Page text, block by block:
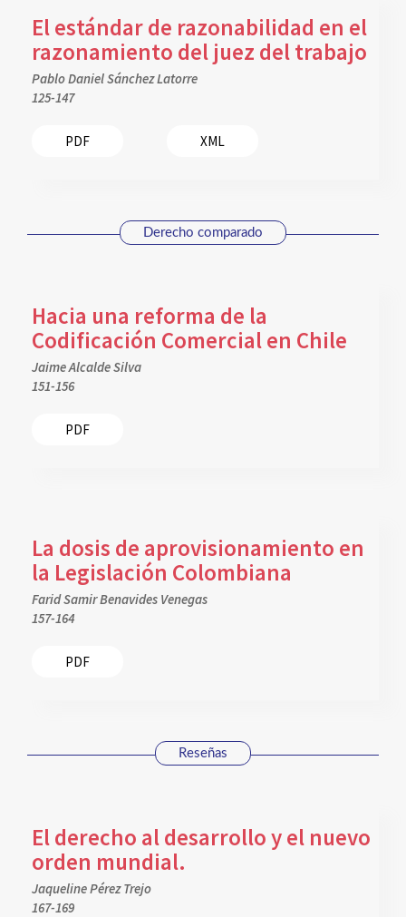
El estándar de razonabilidad en el
razonamiento del juez del trabajo
Pablo Daniel Sánchez Latorre
125-147
PDF XML
Derecho comparado
Hacia una reforma de la
Codificación Comercial en Chile
Jaime Alcalde Silva
151-156
PDF
La dosis de aprovisionamiento en
la Legislación Colombiana
Farid Samir Benavides Venegas
157-164
PDF
Reseñas
El derecho al desarrollo y el nuevo
orden mundial.
Jaqueline Pérez Trejo
167-169